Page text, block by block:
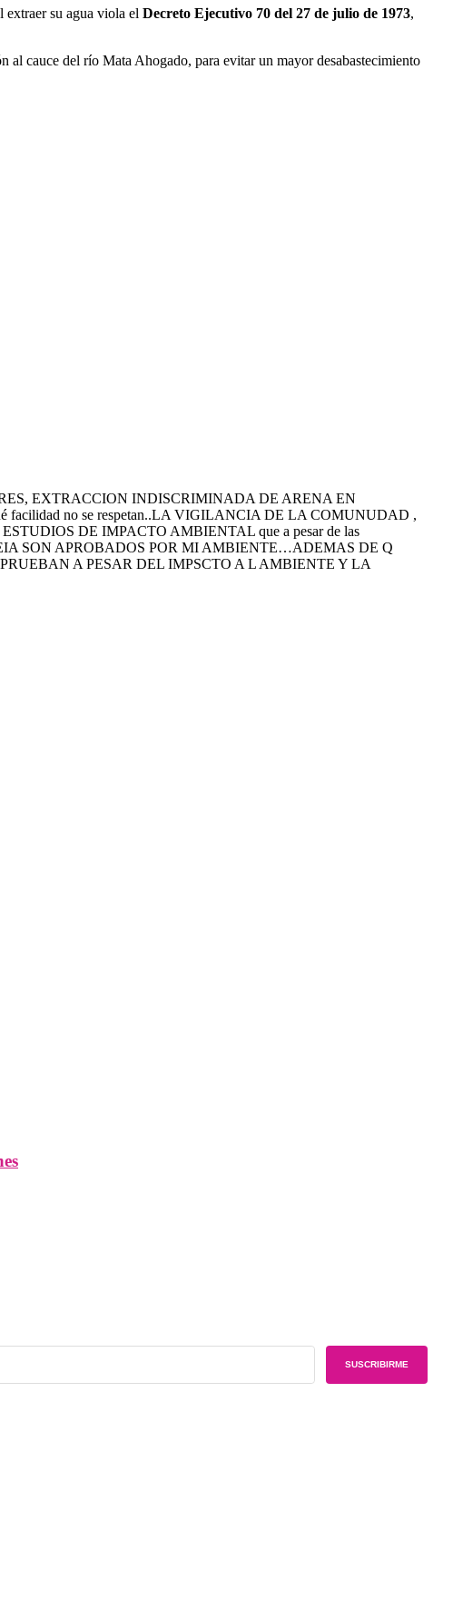
extraer su agua viola el Decreto Ejecutivo 70 del 27 de julio de 1973,
al cauce del río Mata Ahogado, para evitar un mayor desabastecimiento
EXTRACCION INDISCRIMINADA DE ARENA EN
facilidad no se respetan..LA VIGILANCIA DE LA COMUNUDAD ,
DE IMPACTO AMBIENTAL que a pesar de las
SON APROBADOS POR MI AMBIENTE…ADEMAS DE Q
A PESAR DEL IMPSCTO A L AMBIENTE Y LA
SUSCRIBIRME